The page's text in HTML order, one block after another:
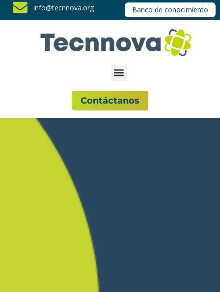
info@tecnnova.org Banco de conocimiento
Contáctanos